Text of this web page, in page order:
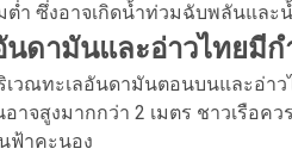
ำ ซึ่งอาจเกิดน้ำท่วมฉับพลันและ
ดามันและอ่าวไทยมีก
เวณทะเลอันดามันตอนบนและอ่า
จสูงมากกว่า 2 เมตร ชาวเรือคว
ฟ้าคะนอง